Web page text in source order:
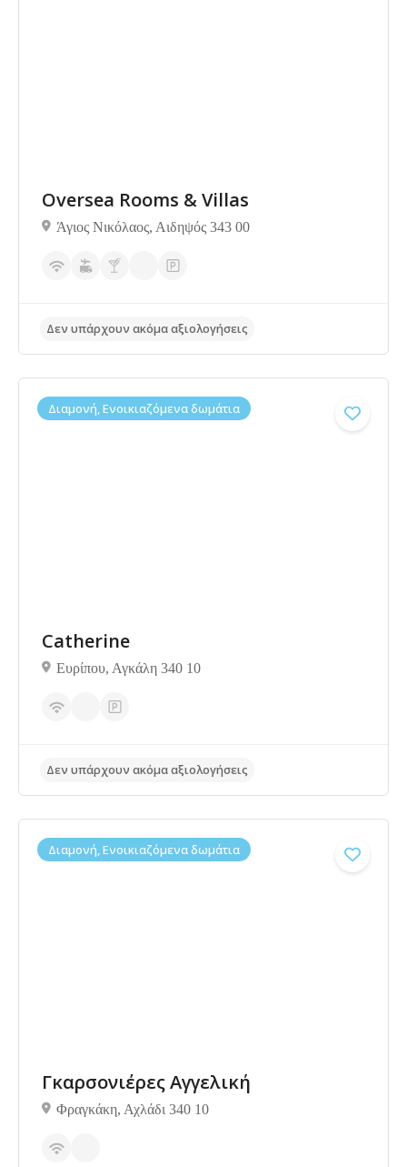
Δεν υπάρχουν ακόμα αξιολογήσεις
Oversea Rooms & Villas
Άγιος Νικόλαος, Αιδηψός 343 00
Διαμονή, Ενοικιαζόμενα δωμάτια
Catherine
Ευρίπου, Αγκάλη 340 10
Διαμονή, Ενοικιαζόμενα δωμάτια
Γκαρσονιέρες Αγγελική
Φραγκάκη, Αχλάδι 340 10